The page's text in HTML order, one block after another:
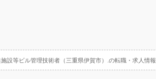
設等ビル管理技術者（三重県伊賀市）.の転職・求人情報